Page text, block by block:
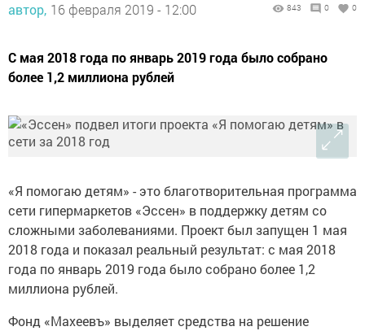
автор, 16 февраля 2019 - 12:00 843 0 0
С мая 2018 года по январь 2019 года было собрано
более 1,2 миллиона рублей
«Я помогаю детям» - это благотворительная программа
сети гипермаркетов «Эссен» в поддержку детям со
сложными заболеваниями. Проект был запущен 1 мая
2018 года и показал реальный результат: с мая 2018
года по январь 2019 года было собрано более 1,2
миллиона рублей.
Фонд «Махеевъ» выделяет средства на решение